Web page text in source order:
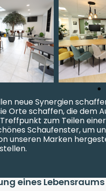
neue Synergien
Orte schaffen, die dem
zum Teilen
Schaufenster, um
unseren Marken
eines